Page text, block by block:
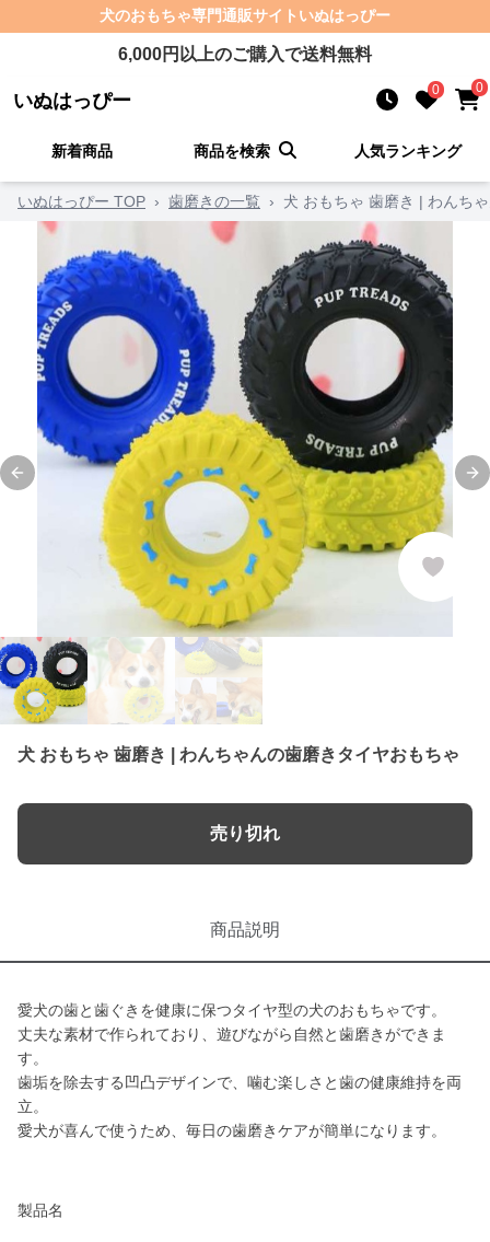
犬のおもちゃ専門通販サイト いぬはっぴー
6,000円以上のご購入で送料無料
いぬはっぴー 0 0
新着商品 商品を検索 人気ランキング
いぬはっぴー TOP › 歯磨きの一覧 › 犬 おもちゃ 歯磨き | わんち
Previous slide
犬 おもちゃ 歯磨き | わんちゃんの歯磨きタイヤおもちゃ
売り切れ
商品説明
愛犬の歯と歯ぐきを健康に保つタイヤ型の犬のおもちゃです。
丈夫な素材で作られており、遊びながら自然と歯磨きができま
す。
歯垢を除去する凹凸デザインで、噛む楽しさと歯の健康維持を両
立。
愛犬が喜んで使うため、毎日の歯磨きケアが簡単になります。
製品名